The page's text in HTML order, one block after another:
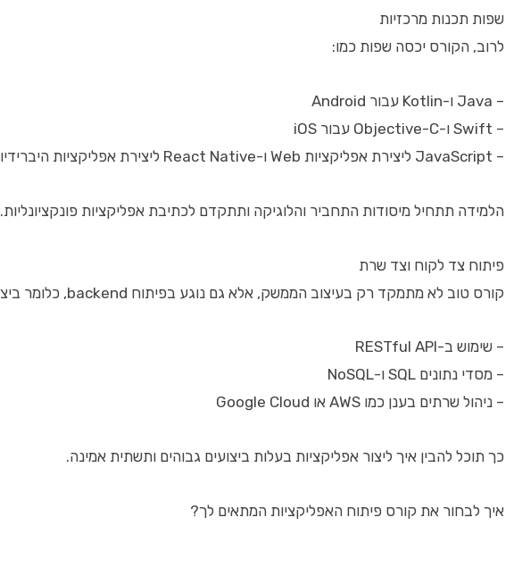
שפות תכנות מרכזיות
לרוב, הקורס יכסה שפות כמו:
– Java ו-Kotlin עבור Android
– Swift ו-Objective-C עבור iOS
– JavaScript ליצירת אפליקציות Web ו-React Native ליצירת אפליקציות היברידיות
הלמידה תתחיל מיסודות התחביר והלוגיקה ותתקדם לכתיבת אפליקציות פונקציונליות.
פיתוח צד לקוח וצד שרת
קורס טוב לא מתמקד רק בעיצוב הממשק, אלא גם נוגע בפיתוח backend, כלומר ביצירת שרתים, מסדי נתונים ו-APIs שיתמכו באפליקציות. להלן נושאים רלוונטיים:
– שימוש ב-RESTful API
– מסדי נתונים SQL ו-NoSQL
– ניהול שרתים בענן כמו AWS או Google Cloud
כך תוכל להבין איך ליצור אפליקציות בעלות ביצועים גבוהים ותשתית אמינה.
איך לבחור את קורס פיתוח האפליקציות המתאים לך?